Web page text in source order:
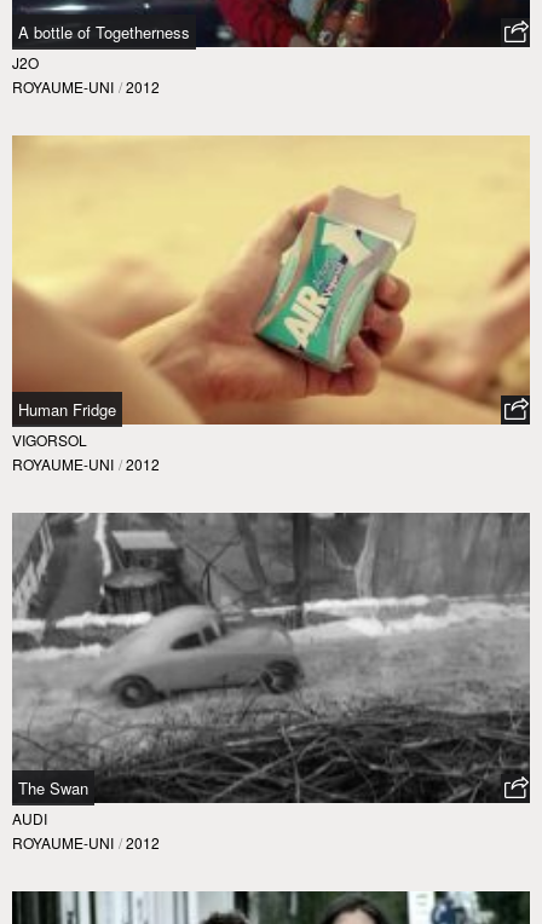
A bottle of Togetherness
J2O
ROYAUME-UNI / 2012
Human Fridge
VIGORSOL
ROYAUME-UNI / 2012
The Swan
AUDI
ROYAUME-UNI / 2012